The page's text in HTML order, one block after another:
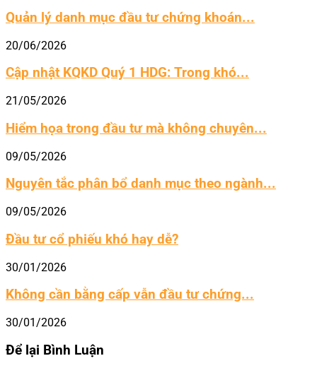
Quản lý danh mục đầu tư chứng khoán...
20/06/2026
Cập nhật KQKD Quý 1 HDG: Trong khó...
21/05/2026
Hiểm họa trong đầu tư mà không chuyên...
09/05/2026
Nguyên tắc phân bổ danh mục theo ngành...
09/05/2026
Đầu tư cổ phiếu khó hay dễ?
30/01/2026
Không cần bằng cấp vẫn đầu tư chứng...
30/01/2026
Để lại Bình Luận